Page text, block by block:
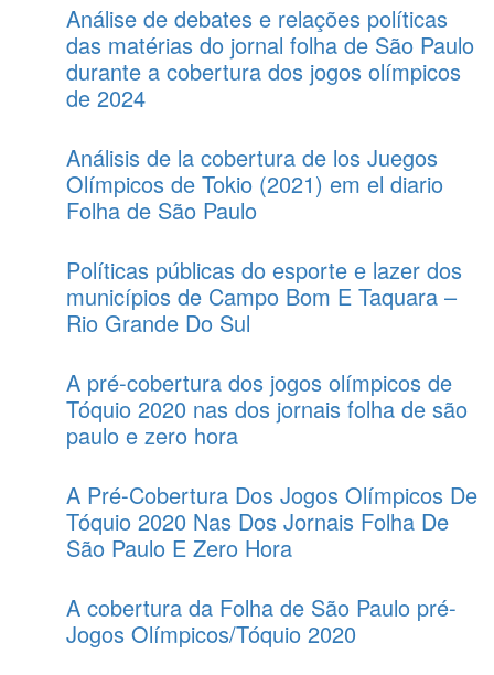
Análise de debates e relações políticas
das matérias do jornal folha de São Paulo
durante a cobertura dos jogos olímpicos
de 2024
Análisis de la cobertura de los Juegos
Olímpicos de Tokio (2021) em el diario
Folha de São Paulo
Políticas públicas do esporte e lazer dos
municípios de Campo Bom E Taquara –
Rio Grande Do Sul
A pré-cobertura dos jogos olímpicos de
Tóquio 2020 nas dos jornais folha de são
paulo e zero hora
A Pré-Cobertura Dos Jogos Olímpicos De
Tóquio 2020 Nas Dos Jornais Folha De
São Paulo E Zero Hora
A cobertura da Folha de São Paulo pré-
Jogos Olímpicos/Tóquio 2020